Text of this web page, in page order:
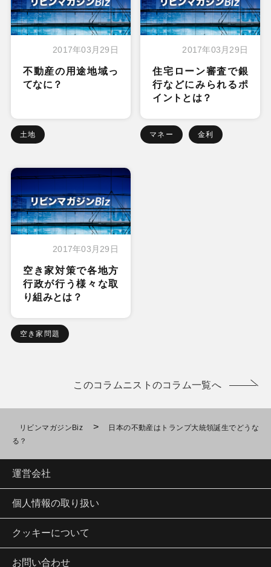
2017年03月29日
不動産の用途地域っ
てなに？
土地
2017年03月29日
住宅ローン審査で銀
行などにみられるポ
イントとは？
マネー 金利
2017年03月29日
空き家対策で各地方
行政が行う様々な取
り組みとは？
空き家問題
このコラムニストのコラム一覧へ
リビンマガジンBiz >
日本の不動産はトランプ大統領誕生でどうな
る？
運営会社
個人情報の取り扱い
クッキーについて
お問い合わせ